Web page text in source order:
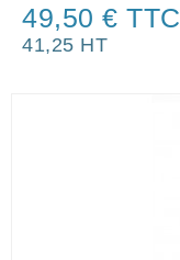
49,50 € TTC
41,25 HT